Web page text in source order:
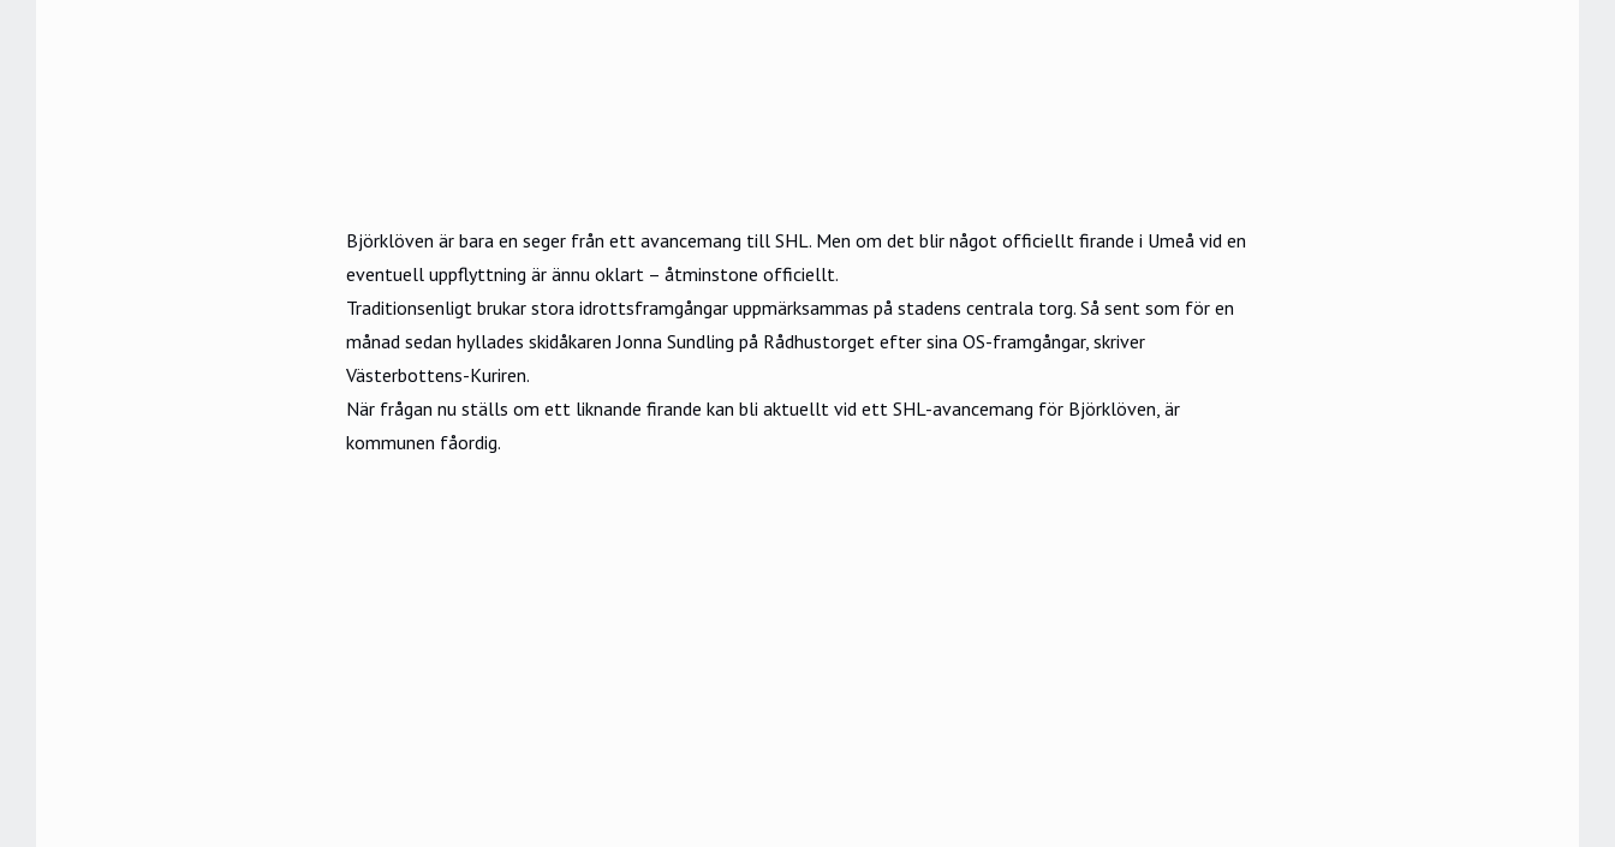
Björklöven är bara en seger från ett avancemang till SHL. Men om det blir något officiellt firande i Umeå vid en
eventuell uppflyttning är ännu oklart – åtminstone officiellt.
Traditionsenligt brukar stora idrottsframgångar uppmärksammas på stadens centrala torg. Så sent som för en
månad sedan hyllades skidåkaren Jonna Sundling på Rådhustorget efter sina OS-framgångar, skriver
Västerbottens-Kuriren.
När frågan nu ställs om ett liknande firande kan bli aktuellt vid ett SHL-avancemang för Björklöven, är
kommunen fåordig.